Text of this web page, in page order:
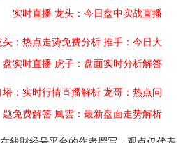
实时直播 龙头：今日盘中实战直播
头：热点走势免费分析 推手：今日大
盘实时直播 虎子：盘面实时分析解答
塔：实时行情直播解析 龙哥：热点问
题免费解答 風雲：最新盘面走势解析